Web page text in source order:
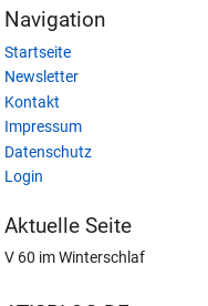
Navigation
Startseite
Newsletter
Kontakt
Impressum
Datenschutz
Login
Aktuelle Seite
V 60 im Winterschlaf